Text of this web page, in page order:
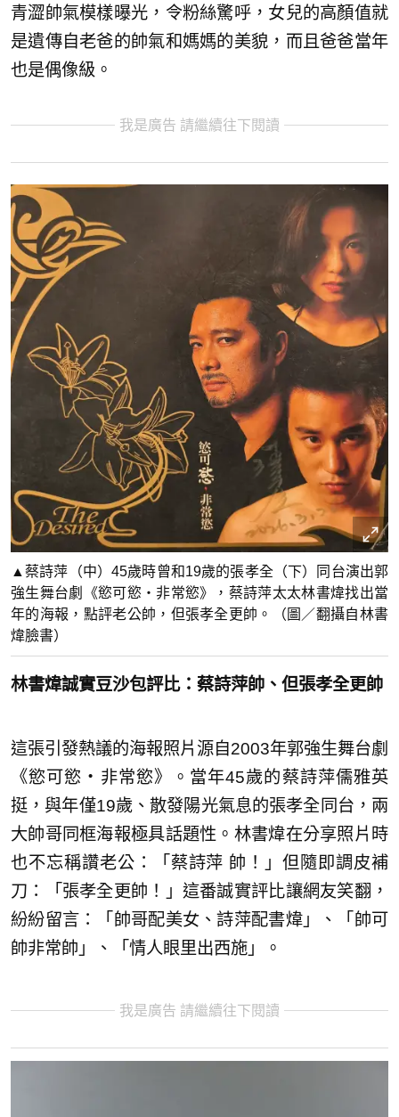
青澀帥氣模樣曝光，令粉絲驚呼，女兒的高顏值就
是遺傳自老爸的帥氣和媽媽的美貌，而且爸爸當年
也是偶像級。
我是廣告 請繼續往下閱讀
▲蔡詩萍（中）45歲時曾和19歲的張孝全（下）同台演出郭
強生舞台劇《慾可慾・非常慾》，蔡詩萍太太林書煒找出當
年的海報，點評老公帥，但張孝全更帥。（圖／翻攝自林書
煒臉書）
林書煒誠實豆沙包評比：蔡詩萍帥、但張孝全更帥
這張引發熱議的海報照片源自2003年郭強生舞台劇
《慾可慾・非常慾》。當年45歲的蔡詩萍儒雅英
挺，與年僅19歲、散發陽光氣息的張孝全同台，兩
大帥哥同框海報極具話題性。林書煒在分享照片時
也不忘稱讚老公：「蔡詩萍 帥！」但隨即調皮補
刀：「張孝全更帥！」這番誠實評比讓網友笑翻，
紛紛留言：「帥哥配美女、詩萍配書煒」、「帥可
帥非常帥」、「情人眼里出西施」。
我是廣告 請繼續往下閱讀